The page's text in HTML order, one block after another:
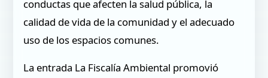
conductas que afecten la salud pública, la
calidad de vida de la comunidad y el adecuado
uso de los espacios comunes.
La entrada La Fiscalía Ambiental promovió